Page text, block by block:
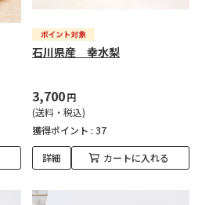
石川県産 幸水梨
3,700円
(送料・税込)
獲得ポイント : 37
詳細 カートに入れる